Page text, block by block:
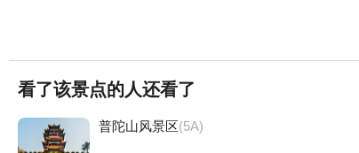
看了该景点的人还看了
普陀山风景区(5A)